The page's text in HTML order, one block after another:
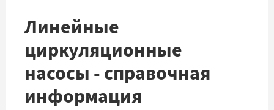
Линейные
циркуляционные
насосы - справочная
информация